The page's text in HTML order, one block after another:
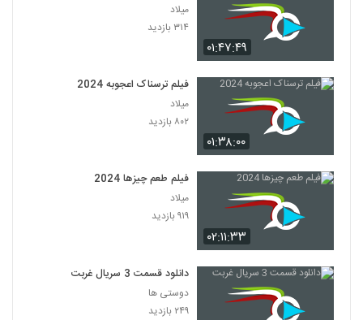
۰۱:۴۷:۴۹
میلاد
۳۱۴ بازدید
۰۱:۳۸:۰۰
فیلم ترسناک اعجوبه 2024
میلاد
۸۰۲ بازدید
۰۲:۱۱:۳۳
فیلم طعم چیزها 2024
میلاد
۹۱۹ بازدید
دانلود قسمت 3 سریال غربت
دوستی ها
۲۴۹ بازدید